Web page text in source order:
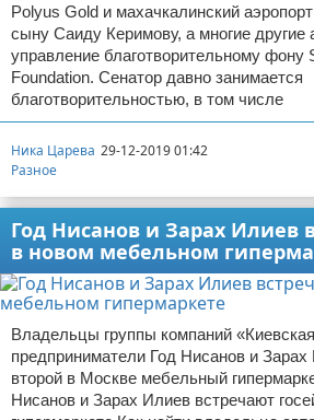
Polyus Gold и махачкалинский
сыну Саиду Керимову, а многие другие
управление благотворительному фону
Foundation. Сенатор давно занимается
благотворительностью, в том числе
Ника Царева 29-12-2019 01:42
Разное
Год Нисанов и Зарах Илиев
в новом мебельном
Владельцы группы компаний
предприниматели Год Нисанов и
второй в Москве мебельный
Нисанов и Зарах Илиев встречают